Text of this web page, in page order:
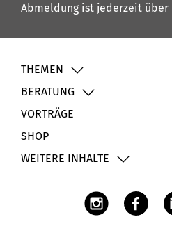
Abmeldung ist jederzeit über
THEMEN
BERATUNG
VORTRÄGE
SHOP
WEITERE INHALTE